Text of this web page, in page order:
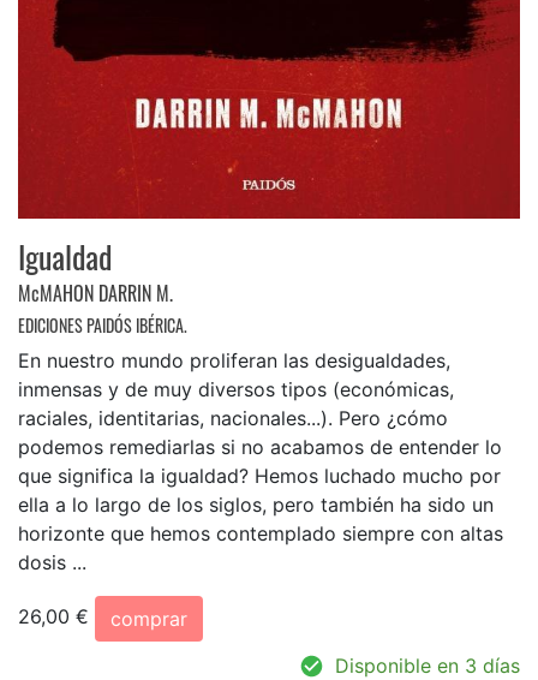
Igualdad
McMAHON DARRIN M.
EDICIONES PAIDÓS IBÉRICA.
En nuestro mundo proliferan las desigualdades,
inmensas y de muy diversos tipos (económicas,
raciales, identitarias, nacionales...). Pero ¿cómo
podemos remediarlas si no acabamos de entender lo
que significa la igualdad? Hemos luchado mucho por
ella a lo largo de los siglos, pero también ha sido un
horizonte que hemos contemplado siempre con altas
dosis ...
26,00 €
comprar
Disponible en 3 días